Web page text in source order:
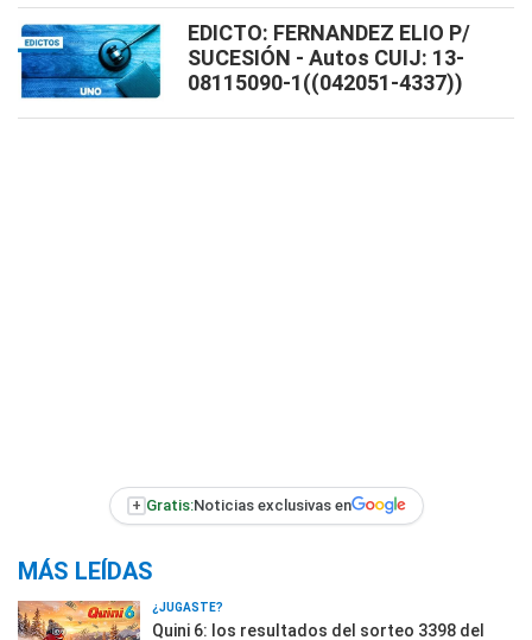
EDICTO: FERNANDEZ ELIO P/
SUCESIÓN - Autos CUIJ: 13-
08115090-1((042051-4337))
+ Gratis:Noticias exclusivas en
MÁS LEÍDAS
¿JUGASTE?
Quini 6: los resultados del sorteo 3398 del